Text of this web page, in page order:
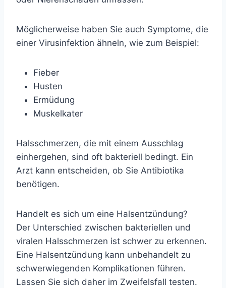
Möglicherweise haben Sie auch Symptome, die
einer Virusinfektion ähneln, wie zum Beispiel:
Fieber
Husten
Ermüdung
Muskelkater
Halsschmerzen, die mit einem Ausschlag
einhergehen, sind oft bakteriell bedingt. Ein
Arzt kann entscheiden, ob Sie Antibiotika
benötigen.
Handelt es sich um eine Halsentzündung?
Der Unterschied zwischen bakteriellen und
viralen Halsschmerzen ist schwer zu erkennen.
Eine Halsentzündung kann unbehandelt zu
schwerwiegenden Komplikationen führen.
Lassen Sie sich daher im Zweifelsfall testen.